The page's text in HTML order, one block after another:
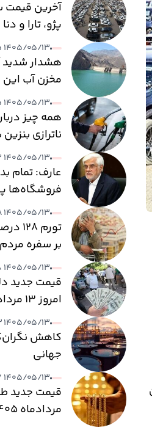
آخرین قیمت
پژو، تارا و
۱۴۰۵/۰۵/۱۳ ۱۷:۳۵
هشدار شدید
مخزن آب این
۱۴۰۵/۰۵/۱۳ ۱۷:۲۵
همه چیز
ناترازی
می‌رسد
۱۴۰۵/۰۵/۱۳ ۱۷:۱۳
عارف: تمام
فروشگاه‌ها
۱۴۰۵/۰۵/۱۳ ۱۷:۰۸
بر سفره
نمی‌شود؟
۱۴۰۵/۰۵/۱۳ ۱۶:۵۸
قیمت جدید
امروز ۱۳ مردادماه ۱۴۰۵
۱۴۰۵/۰۵/۱۳ ۱۶:۵۲
کاهش
جهانی
۱۴۰۵/۰۵/۱۳ ۱۶:۴۷
مردادماه ۱۴۰۵/ جدول